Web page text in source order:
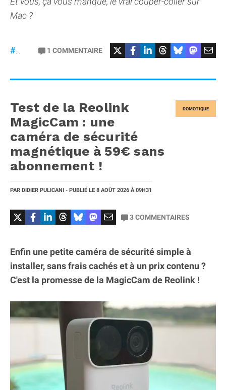
Mac ?
#macOS 1 COMMENTAIRE
DOMOTIQUE
Test de la Reolink
MagicCam : une
caméra de sécurité
magnétique à 59€ sans
abonnement !
PAR DIDIER PULICANI - PUBLIÉ LE 8 AOÛT 2026 À 09H31
3COMMENTAIRES
Enfin une petite caméra de sécurité simple à
installer, sans frais cachés et à un prix contenu ?
C'est la promesse de la MagicCam de Reolink !